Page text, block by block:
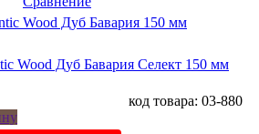
Wood Дуб Бавария Селект 150 мм
код товара: 03-880